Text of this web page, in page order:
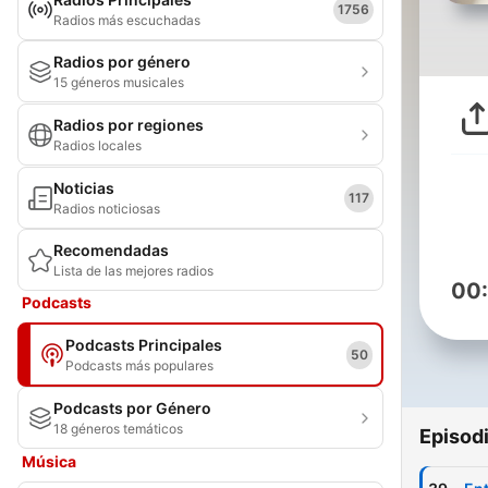
Radios más escuchadas
1756
Radios por género
15 géneros musicales
Radios por regiones
Radios locales
Noticias
Radios noticiosas
117
Recomendadas
Lista de las mejores radios
Podcasts
Podcasts Principales
Podcasts más populares
50
Podcasts por Género
18 géneros temáticos
Música